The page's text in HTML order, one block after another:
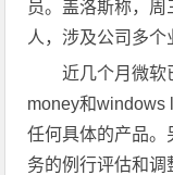
员。盖洛斯称，
人，涉及公司多个
近几个月微软
money和windows
任何具体的产品。
务的例行评估和